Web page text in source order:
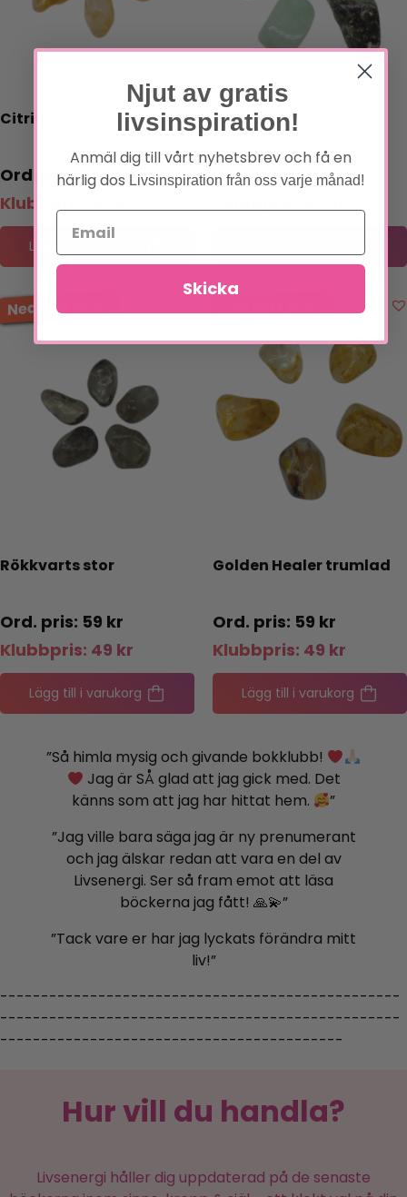
Citrin
59kr
Klubbpris:
Lägg till i varukorg
Prehnit
59kr
Rökkvarts stor
59 kr
Klubbpris: 49 kr
Lägg till i varukorg
Golden Healer trumlad
59 kr
Klubbpris: 49 kr
Lägg till i varukorg
”Så himla mysig och givande bokklubb!
Jag är SÅ glad att jag gick med. Det
känns som att jag har hittat hem.
”
”Jag ville bara säga jag är ny prenumerant
och jag älskar redan att vara en del av
Livsenergi. Ser så fram emot att läsa
böckerna jag fått! 🙏💫”
”Tack vare er har jag lyckats förändra mitt
liv!”
-------------------------------------------------
-------------------------------------------------
------------------------------------------
Hur vill du handla?
Livsenergi håller dig uppdaterad på de senaste
Njut av gratis
livsinspiration!
Anmäl dig till vårt nyhetsbrev och få en
härlig dos Livsinspiration från oss varje månad!
Skicka